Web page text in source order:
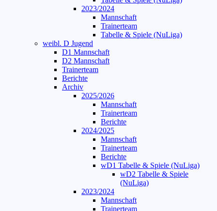
2023/2024
Mannschaft
Trainerteam
Tabelle & Spiele (NuLiga)
weibl. D Jugend
D1 Mannschaft
D2 Mannschaft
Trainerteam
Berichte
Archiv
2025/2026
Mannschaft
Trainerteam
Berichte
2024/2025
Mannschaft
Trainerteam
Berichte
wD1 Tabelle & Spiele (NuLiga)
wD2 Tabelle & Spiele
(NuLiga)
2023/2024
Mannschaft
Trainerteam